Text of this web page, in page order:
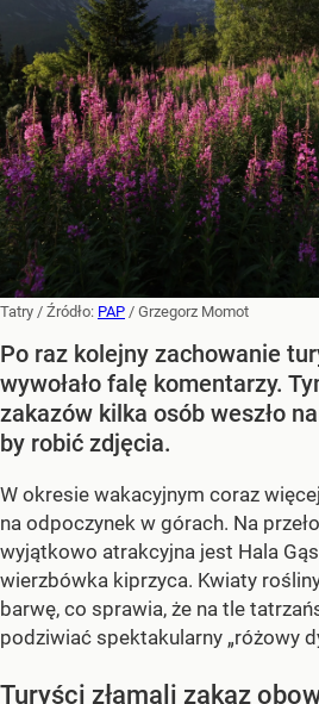
Tatry / Źródło: PAP / Grzegorz Momot
Po raz kolejny zachowanie
wywołało falę komentarzy.
zakazów kilka osób weszło
by robić zdjęcia.
W okresie wakacyjnym coraz
na odpoczynek w górach. Na
wyjątkowo atrakcyjna jest Hala
wierzbówka kiprzyca. Kwiaty
barwę, co sprawia, że na tle
podziwiać spektakularny „różowy
Turyści złamali zakaz